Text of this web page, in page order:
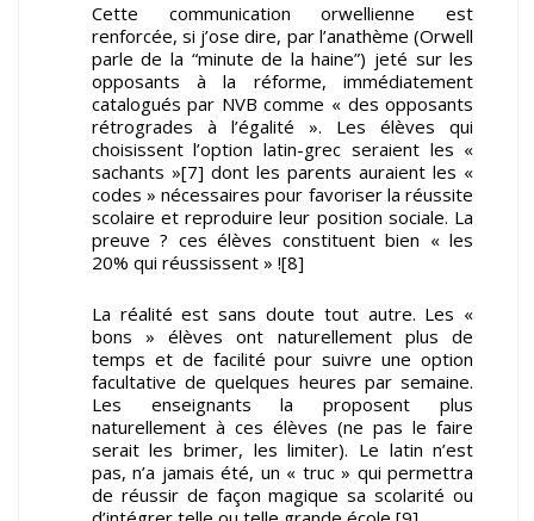
Cette communication orwellienne est
renforcée, si j’ose dire, par l’anathème (Orwell
parle de la “minute de la haine”) jeté sur les
opposants à la réforme, immédiatement
catalogués par NVB comme « des opposants
rétrogrades à l’égalité ». Les élèves qui
choisissent l’option latin-grec seraient les «
sachants »[7] dont les parents auraient les «
codes » nécessaires pour favoriser la réussite
scolaire et reproduire leur position sociale. La
preuve ? ces élèves constituent bien « les
20% qui réussissent » ![8]
La réalité est sans doute tout autre. Les «
bons » élèves ont naturellement plus de
temps et de facilité pour suivre une option
facultative de quelques heures par semaine.
Les enseignants la proposent plus
naturellement à ces élèves (ne pas le faire
serait les brimer, les limiter). Le latin n’est
pas, n’a jamais été, un « truc » qui permettra
de réussir de façon magique sa scolarité ou